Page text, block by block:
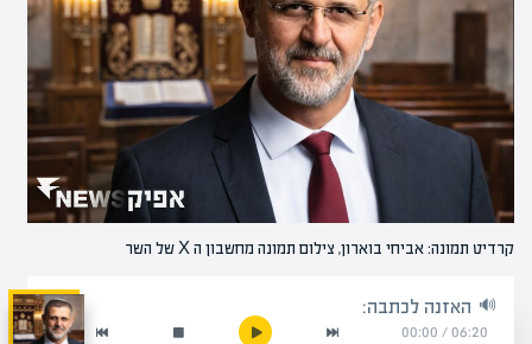
קרדיט תמונה: אביחי בוארון, צילום תמונה מחשבון ה X של השר
האזנה לכתבה:
06:20
/
00:00